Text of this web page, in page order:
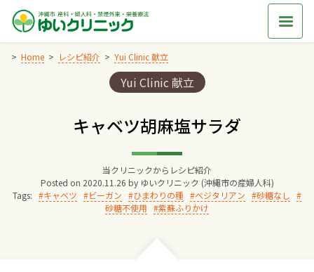
Skip
content
Home レシピ紹介 Yui Clinic 献立
Categories:
Yui Clinic 献立
キャベツ胡麻塩サラダ
当クリニックからレシピ紹介
Posted on 2020.11.26 by ゆいクリニック (沖縄市の産婦人科)
Tags:
キャベツ ビーガン ひまわりの種 ベジタリアン
砂糖なし
砂糖不使用
紫蘇ふりかけ
院長からのごあいさつ